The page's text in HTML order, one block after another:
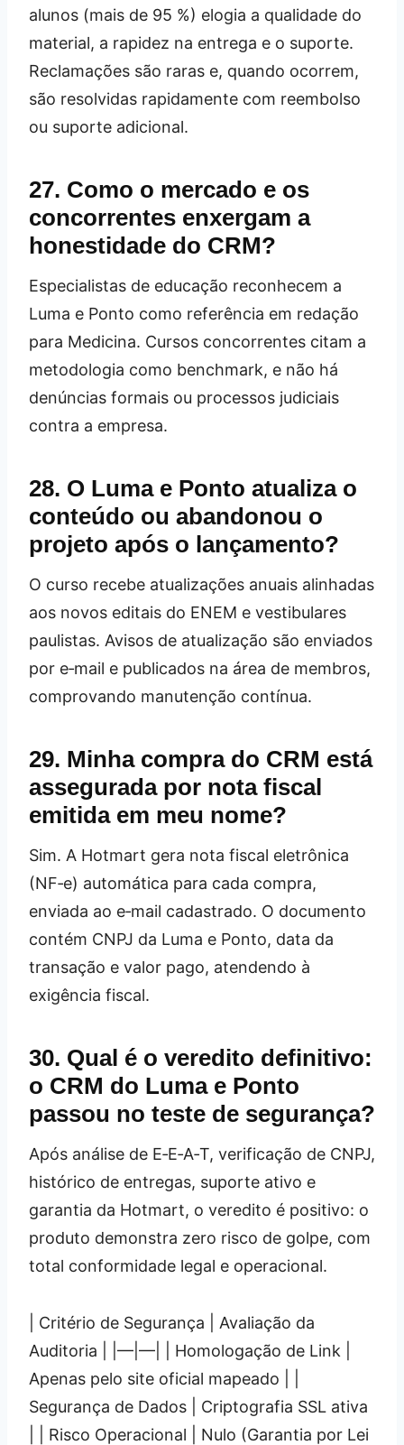
alunos (mais de 95 %) elogia a qualidade do
material, a rapidez na entrega e o suporte.
Reclamações são raras e, quando ocorrem,
são resolvidas rapidamente com reembolso
ou suporte adicional.
27. Como o mercado e os
concorrentes enxergam a
honestidade do CRM?
Especialistas de educação reconhecem a
Luma e Ponto como referência em redação
para Medicina. Cursos concorrentes citam a
metodologia como benchmark, e não há
denúncias formais ou processos judiciais
contra a empresa.
28. O Luma e Ponto atualiza o
conteúdo ou abandonou o
projeto após o lançamento?
O curso recebe atualizações anuais alinhadas
aos novos editais do ENEM e vestibulares
paulistas. Avisos de atualização são enviados
por e‑mail e publicados na área de membros,
comprovando manutenção contínua.
29. Minha compra do CRM está
assegurada por nota fiscal
emitida em meu nome?
Sim. A Hotmart gera nota fiscal eletrônica
(NF‑e) automática para cada compra,
enviada ao e‑mail cadastrado. O documento
contém CNPJ da Luma e Ponto, data da
transação e valor pago, atendendo à
exigência fiscal.
30. Qual é o veredito definitivo:
o CRM do Luma e Ponto
passou no teste de segurança?
Após análise de E‑E‑A‑T, verificação de CNPJ,
histórico de entregas, suporte ativo e
garantia da Hotmart, o veredito é positivo: o
produto demonstra zero risco de golpe, com
total conformidade legal e operacional.
| Critério de Segurança | Avaliação da
Auditoria | |—|—| | Homologação de Link |
Apenas pelo site oficial mapeado | |
Segurança de Dados | Criptografia SSL ativa
| | Risco Operacional | Nulo (Garantia por Lei